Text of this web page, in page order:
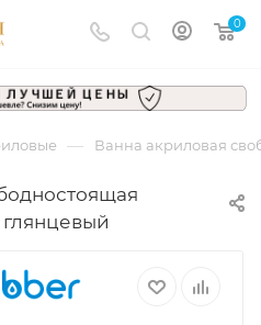
0
— Ванна акриловая
глянцевый